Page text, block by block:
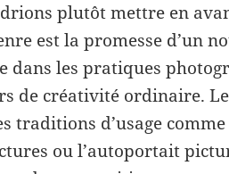
plutôt mettre en
est la promesse d’un
dans les pratiques
de créativité ordinaire.
traditions d’usage
ou l’autoportait